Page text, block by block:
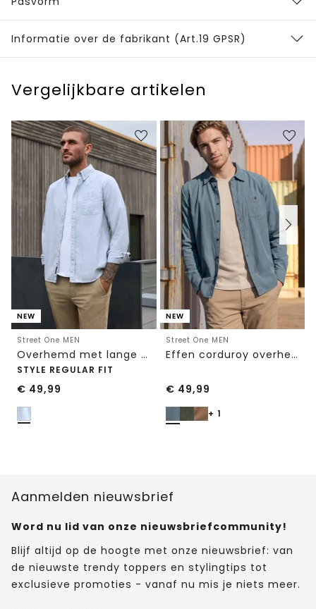
Informatie over de fabrikant (Art.19 GPSR)
Vergelijkbare artikelen
NEW
Street One MEN
Overhemd met lange mouwen en streepjespatroon
STYLE REGULAR FIT
€ 49,99
NEW
Street One MEN
Effen corduroy overhemd met lange mouwen
€ 49,99
+ 1
Aanmelden nieuwsbrief
Word nu lid van onze nieuwsbriefcommunity!
Blijf altijd op de hoogte met onze nieuwsbrief: van
de nieuwste trendy toppers en stylingtips tot
exclusieve promoties - vanaf nu mis je niets meer.